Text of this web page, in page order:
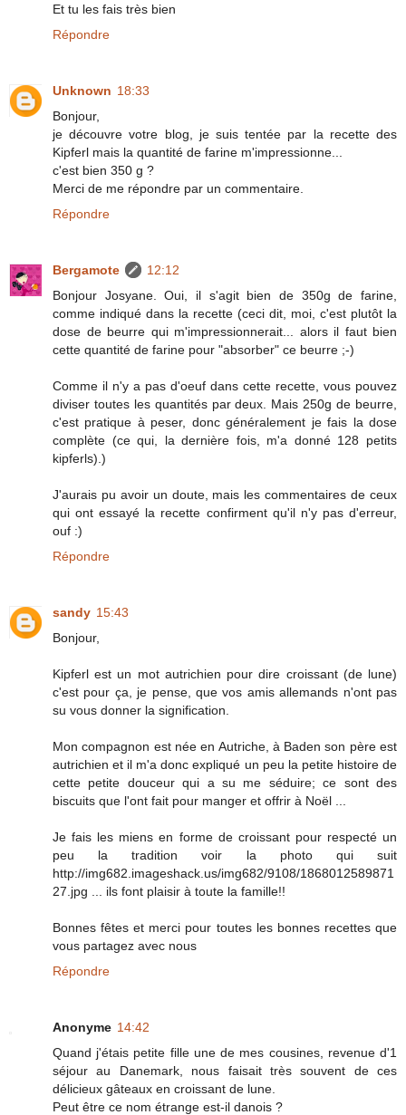
Et tu les fais très bien
Répondre
Unknown 18:33
Bonjour,
je découvre votre blog, je suis tentée par la recette des
Kipferl mais la quantité de farine m'impressionne...
c'est bien 350 g ?
Merci de me répondre par un commentaire.
Répondre
Bergamote
12:12
Bonjour Josyane. Oui, il s'agit bien de 350g de farine,
comme indiqué dans la recette (ceci dit, moi, c'est plutôt la
dose de beurre qui m'impressionnerait... alors il faut bien
cette quantité de farine pour "absorber" ce beurre ;-)
Comme il n'y a pas d'oeuf dans cette recette, vous pouvez
diviser toutes les quantités par deux. Mais 250g de beurre,
c'est pratique à peser, donc généralement je fais la dose
complète (ce qui, la dernière fois, m'a donné 128 petits
kipferls).)
J'aurais pu avoir un doute, mais les commentaires de ceux
qui ont essayé la recette confirment qu'il n'y pas d'erreur,
ouf :)
Répondre
sandy 15:43
Bonjour,
Kipferl est un mot autrichien pour dire croissant (de lune)
c'est pour ça, je pense, que vos amis allemands n'ont pas
su vous donner la signification.
Mon compagnon est née en Autriche, à Baden son père est
autrichien et il m'a donc expliqué un peu la petite histoire de
cette petite douceur qui a su me séduire; ce sont des
biscuits que l'ont fait pour manger et offrir à Noël ...
Je fais les miens en forme de croissant pour respecté un
peu la tradition voir la photo qui suit
http://img682.imageshack.us/img682/9108/1868012589871
27.jpg ... ils font plaisir à toute la famille!!
Bonnes fêtes et merci pour toutes les bonnes recettes que
vous partagez avec nous
Répondre
Anonyme 14:42
Quand j'étais petite fille une de mes cousines, revenue d'1
séjour au Danemark, nous faisait très souvent de ces
délicieux gâteaux en croissant de lune.
Peut être ce nom étrange est-il danois ?